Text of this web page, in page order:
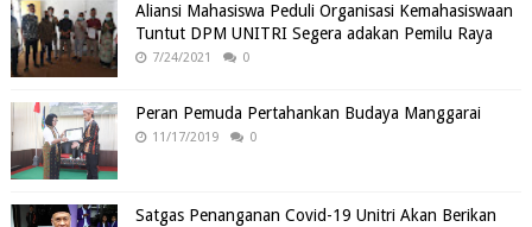
Aliansi Mahasiswa Peduli Organisasi Kemahasiswaan
Tuntut DPM UNITRI Segera adakan Pemilu Raya
7/24/2021 0
Peran Pemuda Pertahankan Budaya Manggarai
11/17/2019 0
Satgas Penanganan Covid-19 Unitri Akan Berikan